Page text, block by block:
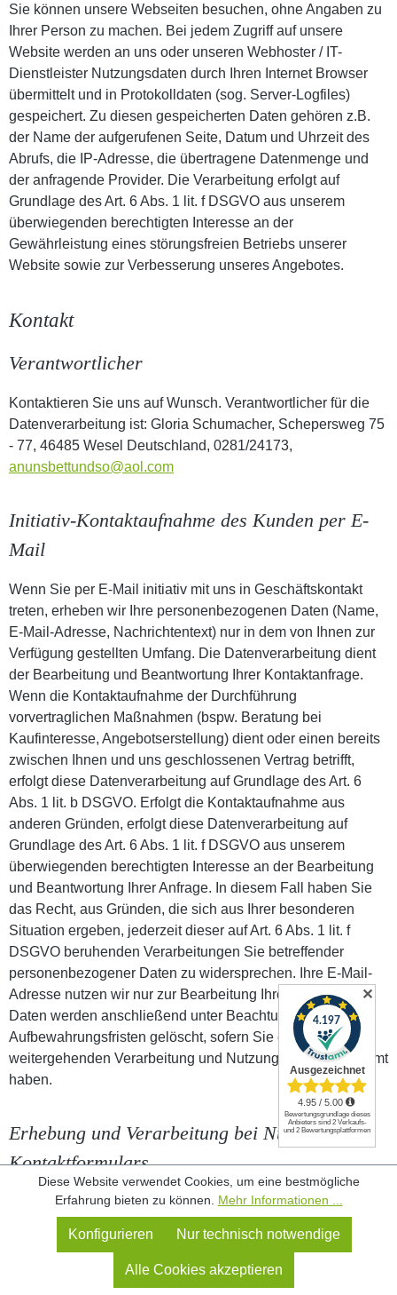
Sie können unsere Webseiten besuchen, ohne Angaben zu
Ihrer Person zu machen. Bei jedem Zugriff auf unsere
Website werden an uns oder unseren Webhoster / IT-
Dienstleister Nutzungsdaten durch Ihren Internet Browser
übermittelt und in Protokolldaten (sog. Server-Logfiles)
gespeichert. Zu diesen gespeicherten Daten gehören z.B.
der Name der aufgerufenen Seite, Datum und Uhrzeit des
Abrufs, die IP-Adresse, die übertragene Datenmenge und
der anfragende Provider. Die Verarbeitung erfolgt auf
Grundlage des Art. 6 Abs. 1 lit. f DSGVO aus unserem
überwiegenden berechtigten Interesse an der
Gewährleistung eines störungsfreien Betriebs unserer
Website sowie zur Verbesserung unseres Angebotes.
Kontakt
Verantwortlicher
Kontaktieren Sie uns auf Wunsch. Verantwortlicher für die
Datenverarbeitung ist: Gloria Schumacher, Schepersweg 75
- 77, 46485 Wesel Deutschland, 0281/24173,
anunsbettundso@aol.com
Initiativ-Kontaktaufnahme des Kunden per E-
Mail
Wenn Sie per E-Mail initiativ mit uns in Geschäftskontakt
treten, erheben wir Ihre personenbezogenen Daten (Name,
E-Mail-Adresse, Nachrichtentext) nur in dem von Ihnen zur
Verfügung gestellten Umfang. Die Datenverarbeitung dient
der Bearbeitung und Beantwortung Ihrer Kontaktanfrage.
Wenn die Kontaktaufnahme der Durchführung
vorvertraglichen Maßnahmen (bspw. Beratung bei
Kaufinteresse, Angebotserstellung) dient oder einen bereits
zwischen Ihnen und uns geschlossenen Vertrag betrifft,
erfolgt diese Datenverarbeitung auf Grundlage des Art. 6
Abs. 1 lit. b DSGVO. Erfolgt die Kontaktaufnahme aus
anderen Gründen, erfolgt diese Datenverarbeitung auf
Grundlage des Art. 6 Abs. 1 lit. f DSGVO aus unserem
überwiegenden berechtigten Interesse an der Bearbeitung
und Beantwortung Ihrer Anfrage. In diesem Fall haben Sie
das Recht, aus Gründen, die sich aus Ihrer besonderen
Situation ergeben, jederzeit dieser auf Art. 6 Abs. 1 lit. f
DSGVO beruhenden Verarbeitungen Sie betreffender
personenbezogener Daten zu widersprechen. Ihre E-Mail-
Adresse nutzen wir nur zur Bearbeitung Ihrer Anfrage. Ihre
Daten werden anschließend unter Beachtung gesetzlicher
Aufbewahrungsfristen gelöscht, sofern Sie der
weitergehenden Verarbeitung und Nutzung nicht zugestimmt
haben.
Erhebung und Verarbeitung bei Nutzung des
Kontaktformulars
Bei der Nutzung des Kontaktformulars erheben wir Ihre
Nachrichtentext) nur in dem von Ihnen zur Verfügung
gestellten Umfang. Die Datenverarbeitung dient dem Zweck
der Kontaktaufnahme. Wenn die Kontaktaufnahme der
Diese Website verwendet Cookies, um eine bestmögliche
Erfahrung bieten zu können. Mehr Informationen ...
Nur technisch notwendige
Konfigurieren
Alle Cookies akzeptieren
✕